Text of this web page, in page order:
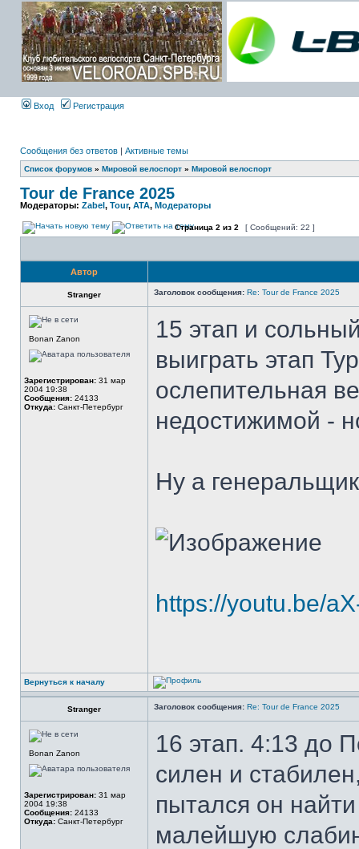
Вход Регистрация
Сообщения без ответов | Активные темы
Список форумов » Мировой велоспорт » Мировой велоспорт
Tour de France 2025
Модераторы: Zabel, Tour, ATA, Модераторы
Страница 2 из 2 [ Сообщений: 22 ]
Автор
Stranger Заголовок сообщения: Re: Tour de France 2025
Bonan Zanon
Зарегистрирован: 31 мар
2004 19:38
Сообщения: 24133
Откуда: Санкт-Петербург
15 этап и
выиграть этап
ослепительная
недостижимой -
Ну а
https://youtu.be/
Вернуться к началу
Stranger Заголовок сообщения: Re: Tour de France 2025
Bonan Zanon
Зарегистрирован: 31 мар
2004 19:38
Сообщения: 24133
Откуда: Санкт-Петербург
16 этап. 4:13 до
силен и
пытался он
малейшую